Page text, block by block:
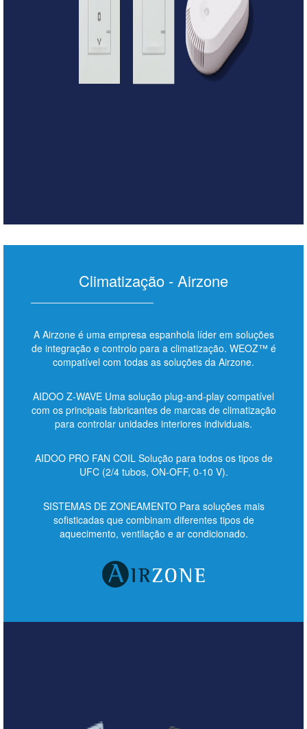
Climatização - Airzone
A Airzone é uma empresa espanhola líder em soluções
de integração e controlo para a climatização. WEOZ™ é
compatível com todas as soluções da Airzone.
AIDOO Z-WAVE Uma solução plug-and-play compatível
com os principais fabricantes de marcas de climatização
para controlar unidades interiores individuais.
AIDOO PRO FAN COIL Solução para todos os tipos de
UFC (2/4 tubos, ON-OFF, 0-10 V).
SISTEMAS DE ZONEAMENTO Para soluções mais
sofisticadas que combinam diferentes tipos de
aquecimento, ventilação e ar condicionado.